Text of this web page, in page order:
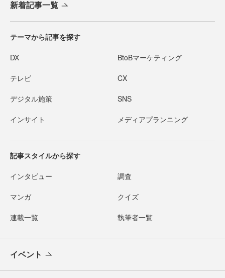
新着記事一覧
テーマから記事を探す
DX BtoBマーケティング
テレビ CX
デジタル施策 SNS
インサイト メディアプランニング
記事スタイルから探す
インタビュー 調査
マンガ クイズ
連載一覧 執筆者一覧
イベント